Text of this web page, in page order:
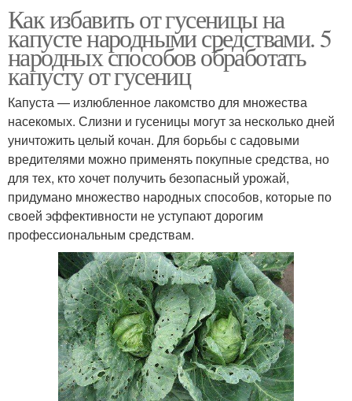
Как избавить от гусеницы на
капусте народными средствами. 5
народных способов обработать
капусту от гусениц
Капуста — излюбленное лакомство для множества
насекомых. Слизни и гусеницы могут за несколько дней
уничтожить целый кочан. Для борьбы с садовыми
вредителями можно применять покупные средства, но
для тех, кто хочет получить безопасный урожай,
придумано множество народных способов, которые по
своей эффективности не уступают дорогим
профессиональным средствам.